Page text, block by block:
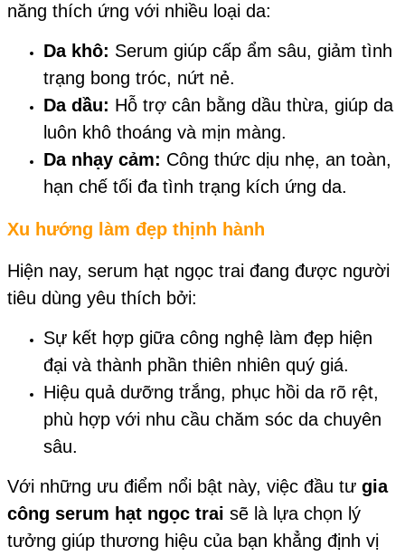
năng thích ứng với nhiều loại da:
Da khô: Serum giúp cấp ẩm sâu, giảm tình
trạng bong tróc, nứt nẻ.
Da dầu: Hỗ trợ cân bằng dầu thừa, giúp da
luôn khô thoáng và mịn màng.
Da nhạy cảm: Công thức dịu nhẹ, an toàn,
hạn chế tối đa tình trạng kích ứng da.
Xu hướng làm đẹp thịnh hành
Hiện nay, serum hạt ngọc trai đang được người
tiêu dùng yêu thích bởi:
Sự kết hợp giữa công nghệ làm đẹp hiện
đại và thành phần thiên nhiên quý giá.
Hiệu quả dưỡng trắng, phục hồi da rõ rệt,
phù hợp với nhu cầu chăm sóc da chuyên
sâu.
Với những ưu điểm nổi bật này, việc đầu tư gia
công serum hạt ngọc trai sẽ là lựa chọn lý
tưởng giúp thương hiệu của bạn khẳng định vị